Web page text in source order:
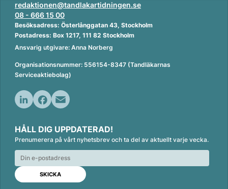
redaktionen@tandlakartidningen.se
08 - 666 15 00
Besöksadress: Österlånggatan 43, Stockholm
Postadress: Box 1217, 111 82 Stockholm
Ansvarig utgivare: Anna Norberg
Organisationsnummer: 556154-8347 (Tandläkarnas
Serviceaktiebolag)
n
k
e
d
n
c
e
b
o
o
k
a
i
l
HÅLL DIG UPPDATERAD!
Prenumerera på vårt nyhetsbrev och ta del av aktuellt varje vecka.